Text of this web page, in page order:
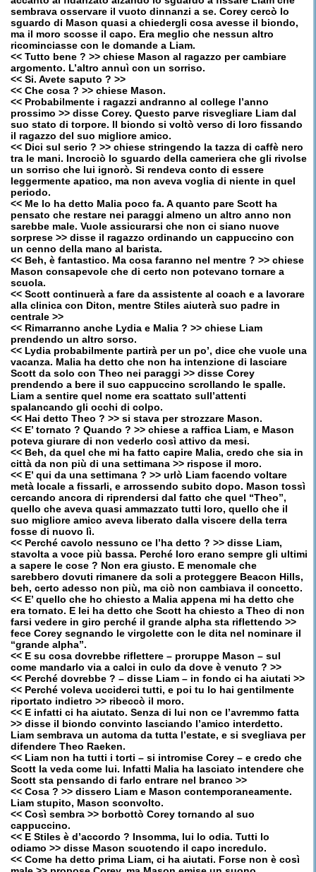
sembrava osservare il vuoto dinnanzi a se. Corey cercò lo
sguardo di Mason quasi a chiedergli cosa avesse il biondo,
ma il moro scosse il capo. Era meglio che nessun altro
ricominciasse con le domande a Liam.
<< Tutto bene ? >> chiese Mason al ragazzo per cambiare
argomento. L’altro annuì con un sorriso.
<< Si. Avete saputo ? >>
<< Che cosa ? >> chiese Mason.
<< Probabilmente i ragazzi andranno al college l’anno
prossimo >> disse Corey. Questo parve risvegliare Liam dal
suo stato di torpore. Il biondo si voltò verso di loro fissando
il ragazzo del suo migliore amico.
<< Dici sul serio ? >> chiese stringendo la tazza di caffè nero
tra le mani. Incrociò lo sguardo della cameriera che gli rivolse
un sorriso che lui ignorò. Si rendeva conto di essere
leggermente apatico, ma non aveva voglia di niente in quel
periodo.
<< Me lo ha detto Malia poco fa. A quanto pare Scott ha
pensato che restare nei paraggi almeno un altro anno non
sarebbe male. Vuole assicurarsi che non ci siano nuove
sorprese >> disse il ragazzo ordinando un cappuccino con
un cenno della mano al barista.
<< Beh, è fantastico. Ma cosa faranno nel mentre ? >> chiese
Mason consapevole che di certo non potevano tornare a
scuola.
<< Scott continuerà a fare da assistente al coach e a lavorare
alla clinica con Diton, mentre Stiles aiuterà suo padre in
centrale >>
<< Rimarranno anche Lydia e Malia ? >> chiese Liam
prendendo un altro sorso.
<< Lydia probabilmente partirà per un po’, dice che vuole una
vacanza. Malia ha detto che non ha intenzione di lasciare
Scott da solo con Theo nei paraggi >> disse Corey
prendendo a bere il suo cappuccino scrollando le spalle.
Liam a sentire quel nome era scattato sull’attenti
spalancando gli occhi di colpo.
<< Hai detto Theo ? >> si stava per strozzare Mason.
<< E’ tornato ? Quando ? >> chiese a raffica Liam, e Mason
poteva giurare di non vederlo così attivo da mesi.
<< Beh, da quel che mi ha fatto capire Malia, credo che sia in
città da non più di una settimana >> rispose il moro.
<< E’ qui da una settimana ? >> urlò Liam facendo voltare
metà locale a fissarli, e arrossendo subito dopo. Mason tossì
cercando ancora di riprendersi dal fatto che quel “Theo”,
quello che aveva quasi ammazzato tutti loro, quello che il
suo migliore amico aveva liberato dalla viscere della terra
fosse di nuovo lì.
<< Perché cavolo nessuno ce l’ha detto ? >> disse Liam,
stavolta a voce più bassa. Perché loro erano sempre gli ultimi
a sapere le cose ? Non era giusto. E menomale che
sarebbero dovuti rimanere da soli a proteggere Beacon Hills,
beh, certo adesso non più, ma ciò non cambiava il concetto.
<< E’ quello che ho chiesto a Malia appena mi ha detto che
era tornato. E lei ha detto che Scott ha chiesto a Theo di non
farsi vedere in giro perché il grande alpha sta riflettendo >>
fece Corey segnando le virgolette con le dita nel nominare il
“grande alpha”.
<< E su cosa dovrebbe riflettere – proruppe Mason – sul
come mandarlo via a calci in culo da dove è venuto ? >>
<< Perché dovrebbe ? – disse Liam – in fondo ci ha aiutati >>
<< Perché voleva ucciderci tutti, e poi tu lo hai gentilmente
riportato indietro >> ribeccò il moro.
<< E infatti ci ha aiutato. Senza di lui non ce l’avremmo fatta
>> disse il biondo convinto lasciando l’amico interdetto.
Liam sembrava un automa da tutta l’estate, e si svegliava per
difendere Theo Raeken.
<< Liam non ha tutti i torti – si intromise Corey – e credo che
Scott la veda come lui. Infatti Malia ha lasciato intendere che
Scott sta pensando di farlo entrare nel branco >>
<< Cosa ? >> dissero Liam e Mason contemporaneamente.
Liam stupito, Mason sconvolto.
<< Così sembra >> borbottò Corey tornando al suo
cappuccino.
<< E Stiles è d’accordo ? Insomma, lui lo odia. Tutti lo
odiamo >> disse Mason scuotendo il capo incredulo.
<< Come ha detto prima Liam, ci ha aiutati. Forse non è così